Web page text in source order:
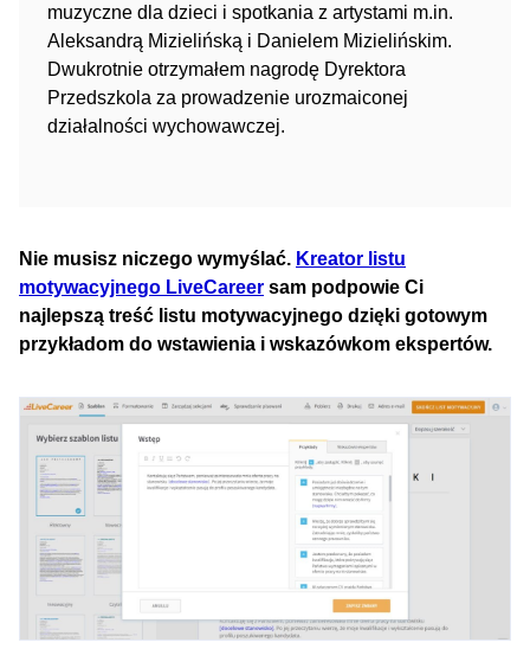
muzyczne dla dzieci i spotkania z artystami m.in.
Aleksandrą Mizielińską i Danielem Mizielińskim.
Dwukrotnie otrzymałem nagrodę Dyrektora
Przedszkola za prowadzenie urozmaiconej
działalności wychowawczej.
Nie musisz niczego wymyślać. Kreator listu
motywacyjnego LiveCareer sam podpowie Ci
najlepszą treść listu motywacyjnego dzięki gotowym
przykładom do wstawienia i wskazówkom ekspertów.